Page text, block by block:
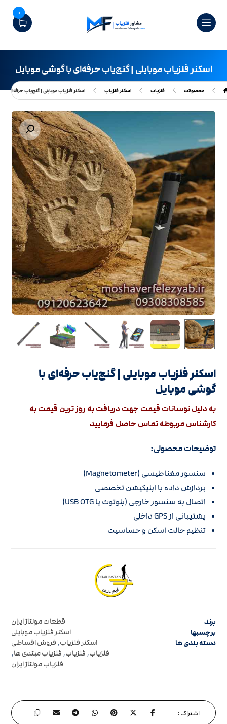
0
اسکنر فلزیاب موبایلی | گنج‌یاب حرفه‌ای با گوشی موبایل
محصولات فلزیاب اسکنر فلزیاب اسکنر فلزیاب موبایلی | گنج‌یاب حرفه‌ای با
بزرگنمایی تصویر
اسکنر فلزیاب موبایلی | گنج‌یاب حرفه‌ای با
گوشی موبایل
به دلیل نوسانات قیمت جهت دریافت به روز ترین قیمت به
کارشناس مربوطه تماس حاصل فرمایید
توضیحات محصولی:
سنسور مغناطیسی (Magnetometer)
پردازش داده با اپلیکیشن تخصصی
اتصال به سنسور خارجی (بلوتوث یا USB OTG)
پشتیبانی از GPS داخلی
تنظیم حالت اسکن و حساسیت
برند قطعات مونتاژ ایران
برچسبها اسکنر فلزیاب موبایلی
دسته بندی ها اسکنر فلزیاب, فروش اقساطی
فلزیاب, فلزیاب, فلزیاب مبتدی ها,
فلزیاب مونتاژ ایران